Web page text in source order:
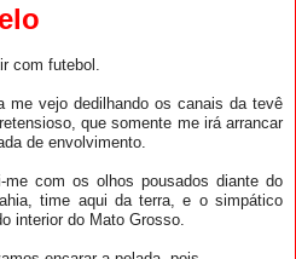
com futebol.
me vejo dedilhando os canais da tevê
que somente me irá arrancar
de envolvimento.
com os olhos pousados diante do
time aqui da terra, e o simpático
interior do Mato Grosso.